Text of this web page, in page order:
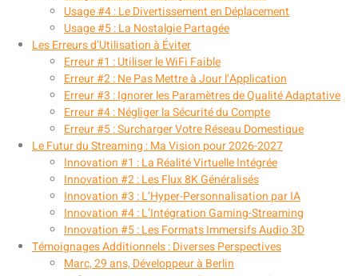
Usage #4 : Le Divertissement en Déplacement
Usage #5 : La Nostalgie Partagée
Les Erreurs d’Utilisation à Éviter
Erreur #1 : Utiliser le WiFi Faible
Erreur #2 : Ne Pas Mettre à Jour l’Application
Erreur #3 : Ignorer les Paramètres de Qualité Adaptative
Erreur #4 : Négliger la Sécurité du Compte
Erreur #5 : Surcharger Votre Réseau Domestique
Le Futur du Streaming : Ma Vision pour 2026-2027
Innovation #1 : La Réalité Virtuelle Intégrée
Innovation #2 : Les Flux 8K Généralisés
Innovation #3 : L’Hyper-Personnalisation par IA
Innovation #4 : L’Intégration Gaming-Streaming
Innovation #5 : Les Formats Immersifs Audio 3D
Témoignages Additionnels : Diverses Perspectives
Marc, 29 ans, Développeur à Berlin